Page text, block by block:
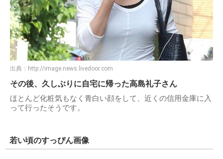
出典： http://image.news.livedoor.com
その後、久しぶりに自宅に帰った高島礼子さん
ほとんど化粧気もなく青白い顔をして、近くの信用金庫に入
って行ったそうです。
若い頃のすっぴん画像